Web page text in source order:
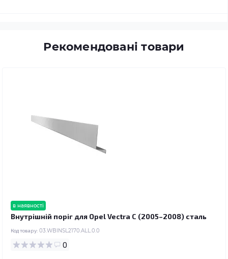
Рекомендовані товари
в наявності
Внутрішній поріг для Opel Vectra C (2005–2008) сталь
Код товару: 03.WBINSL2170.ALL.0.0
0